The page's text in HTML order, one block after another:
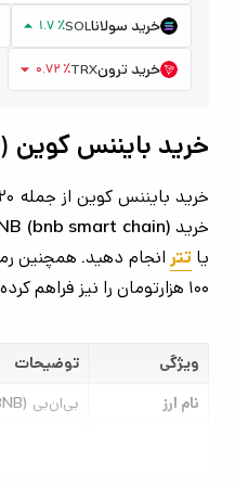
خرید سولاناSOL1.7 ٪ arrow_drop_up
خرید ترونTRX0.72 ٪ arrow_drop_down
خرید بایننس کوین (BNB) با کمترین کارمزد و پرداخت ریالی
یا تتر
۱۰۰ هزارتومان را نیز فراهم کرده است.
ویژگی
توضیحات
نام ارز
بی‌ان‌بی (BNB) – (قبلاً با نام بایننس کوین شناخته می‌شد)